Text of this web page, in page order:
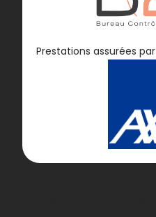
Diagnostic
Prestations assurées par